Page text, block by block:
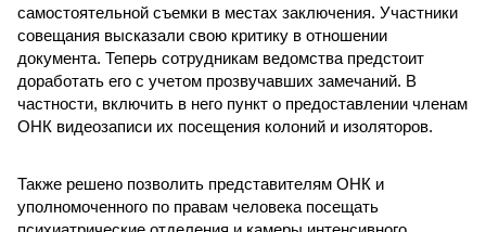
самостоятельной съемки в местах заключения. Участники
совещания высказали свою критику в отношении
документа. Теперь сотрудникам ведомства предстоит
доработать его с учетом прозвучавших замечаний. В
частности, включить в него пункт о предоставлении членам
ОНК видеозаписи их посещения колоний и изоляторов.
Также решено позволить представителям ОНК и
уполномоченного по правам человека посещать